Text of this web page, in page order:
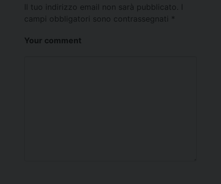
Il tuo indirizzo email non sarà pubblicato.
campi obbligatori sono contrassegnati *
Your comment